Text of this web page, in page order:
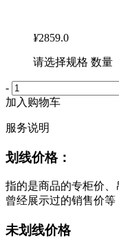
¥2859.0
请选择规格 数量
-
加入购物车
服务说明
划线价格：
指的是商品的专柜价
曾经展示过的销售价等
未划线价格